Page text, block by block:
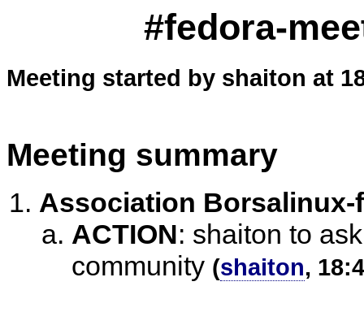
#fedora-
Meeting started by shaiton at
Meeting summary
Association Borsalinux-
ACTION: shaiton to
community (shaiton,